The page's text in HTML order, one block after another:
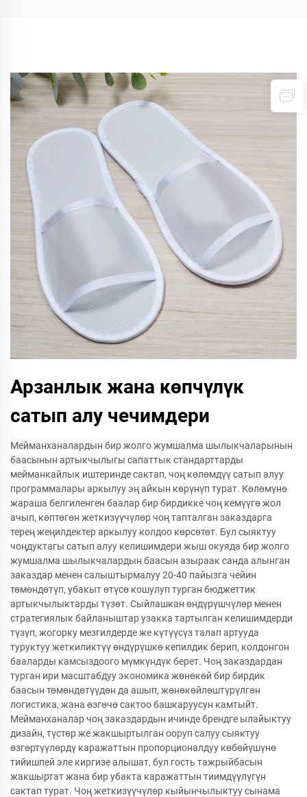
Арзанлык жана көпчүлүк
сатып алу чечимдери
Мейманханалардын бир жолго жумшалма шылыкчаларынын
баасынын артыкчылыгы сапаттык стандарттарды
мейманкайлык иштеринде сактап, чоң көлөмдүү сатып алуу
программалары аркылуу эң айкын көрүнүп турат. Көлөмүнө
жараша белгиленген баалар бир бирдикке чоң кемүүгө жол
ачып, көптөгөн жеткизүүчүлөр чоң тапталган заказдарга
терең жеңилдектер аркылуу колдоо көрсөтөт. Бул сыяктуу
чоңдуктагы сатып алуу келишимдери жыш окуяда бир жолго
жумшалма шылыкчалардын баасын азыраак санда алынган
заказдар менен салыштырмалуу 20-40 пайызга чейин
төмөндөтүп, убакыт өтүсө кошулуп турган бюджеттик
артыкчылыктарды түзөт. Сыйлашкан өндүрүшчүлөр менен
стратегиялык байланыштар узакка тартылган келишимдерди
түзүп, жогорку мезгилдерде же күтүүсүз талап артууда
туруктуу жеткиликтүү өндүрүшкө кепилдик берип, колдонгон
бааларды камсыздоого мүмкүндүк берет. Чоң заказдардан
турган ири масштабдуу экономика жөнөкөй бир бирдик
баасын төмөндөтүүдөн да ашып, жөнөкөйлөштүрүлгөн
логистика, жана өзгөчө сактоо башкаруусун камтыйт.
Мейманханалар чоң заказдардын ичинде брендге ылайыктуу
дизайн, түстөр же жакшыртылган ооруп салуу сыяктуу
өзгөртүүлөрдү каражаттын пропорционалдуу көбөйүшүнө
тийишпей эле киргизе алышат, бул гость тажрыйбасын
жакшыртат жана бир убакта каражаттын тиимдүүлүгүн
сактап турат. Чоң жеткизүүчүлөр кыйынчылыктуу сынама